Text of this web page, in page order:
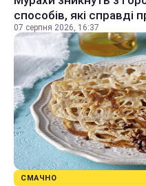
способів, які справді
07 серпня 2026, 16:37
СМАЧНО